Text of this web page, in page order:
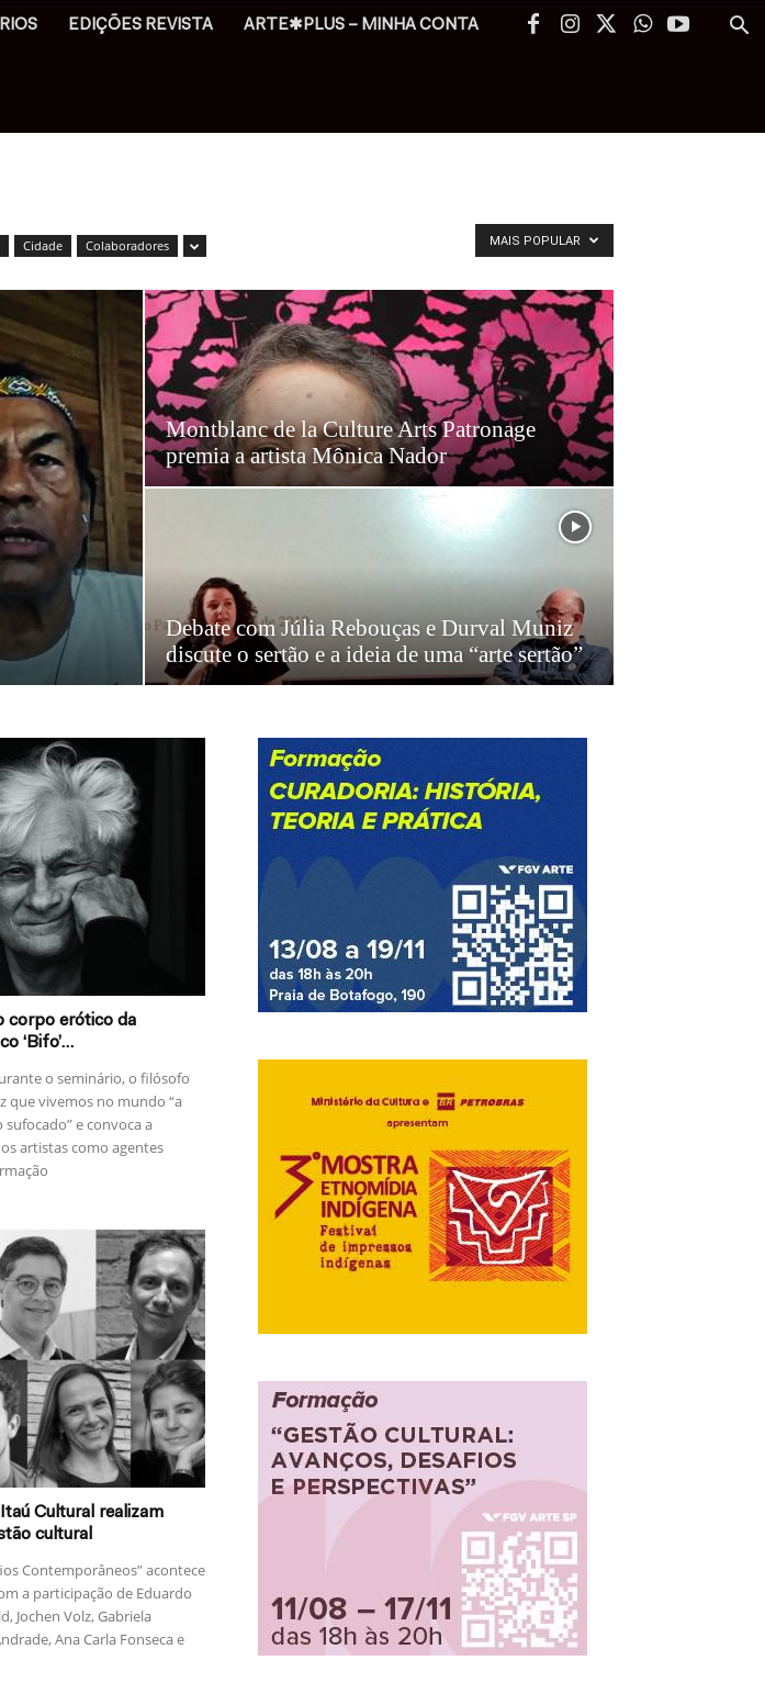
EDIÇÕES REVISTA ARTE✱PLUS – MINHA CONTA
Cidade Colaboradores MAIS POPULAR
Montblanc de la Culture Arts Patronage
premia a artista Mônica Nador
Debate com Júlia Rebouças e Durval Muniz
discute o sertão e a ideia de uma “arte sertão”
corpo erótico da
‘Bifo’...
o seminário, o filósofo
que vivemos no mundo “a
e convoca a
artistas como agentes
Cultural realizam
cultural
Contemporâneos” acontece
a participação de Eduardo
Jochen Volz, Gabriela
Ana Carla Fonseca e